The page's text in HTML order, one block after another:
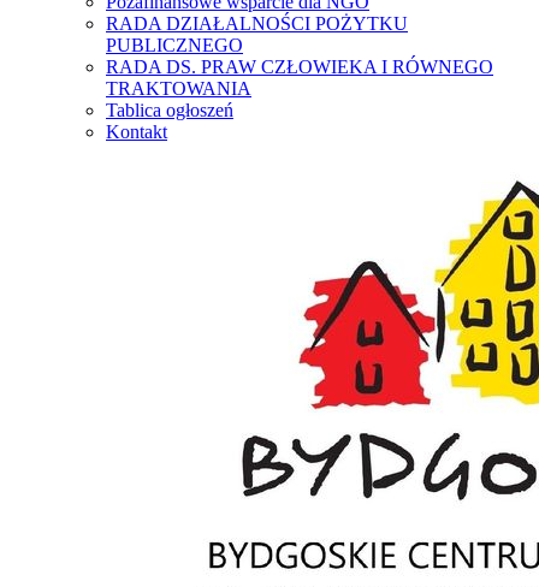
RADA DZIAŁALNOŚCI POŻYTKU
PUBLICZNEGO
RADA DS. PRAW CZŁOWIEKA I RÓWNEGO
TRAKTOWANIA
Tablica ogłoszeń
Kontakt